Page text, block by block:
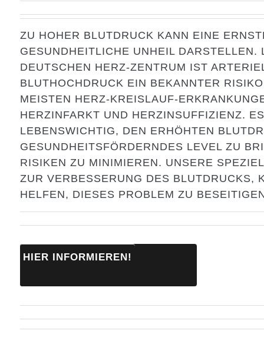
ZU HOHER BLUTDRUCK KANN EINE
GESUNDHEITLICHE UNHEIL DARSTELLEN.
DEUTSCHEN HERZ-ZENTRUM IST
BLUTHOCHDRUCK EIN BEKANNTER
MEISTEN HERZ-KREISLAUF-
HERZINFARKT UND HERZINSUFFIZIENZ.
LEBENSWICHTIG, DEN ERHÖHTEN
GESUNDHEITSFÖRDERNDES LEVEL ZU
RISIKEN ZU MINIMIEREN. UNSERE
ZUR VERBESSERUNG DES BLUTDRUCKS,
HELFEN, DIESES PROBLEM ZU
HIER INFORMIEREN!